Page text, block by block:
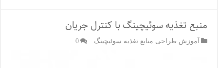
منبع تغذیه سوئیچینگ با کنترل جریان
آموزش طراحی منابع تغذیه سوئیچینگ 0